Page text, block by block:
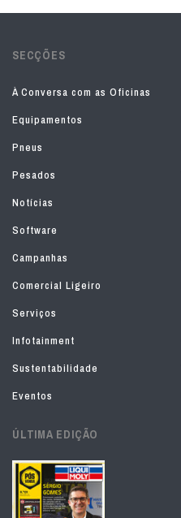
SECÇÕES
À Conversa com as Oficinas
Equipamentos
Pneus
Pesados
Notícias
Software
Campanhas
Comercial Ligeiro
Serviços
Infotainment
Sustentabilidade
Eventos
ÚLTIMA EDIÇÃO